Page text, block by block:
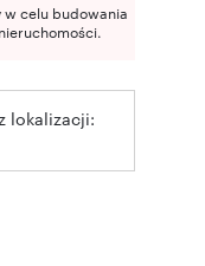
w celu budowania
lokalizacji: